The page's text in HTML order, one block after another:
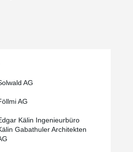
AG
AG
Kälin Ingenieurbüro
Gabathuler Architekten